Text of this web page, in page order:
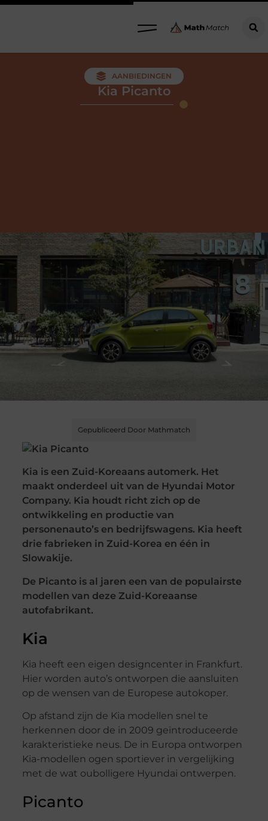
AANBIEDINGEN
Kia Picanto
Gepubliceerd Door Mathmatch
Kia is een Zuid-Koreaans automerk. Het
maakt onderdeel uit van de Hyundai Motor
Company. Kia houdt richt zich op de
ontwikkeling en productie van
personenauto’s en bedrijfswagens. Kia heeft
drie fabrieken in Zuid-Korea en één in
Slowakije.
De Picanto is al jaren een van de populairste
modellen van deze Zuid-Koreaanse
autofabrikant.
Kia
Kia heeft een eigen designcenter in Frankfurt.
Hier worden auto’s ontworpen die aansluiten
op de wensen van de Europese autokoper.
Op afstand zijn de Kia modellen snel te
herkennen door de in 2009 geïntroduceerde
karakteristieke neus. De in Europa ontworpen
Kia-modellen ogen sportiever in vergelijking
met de wat oubolligere Hyundai ontwerpen.
Picanto